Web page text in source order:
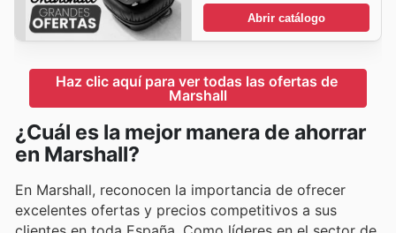
Abrir catálogo
Haz clic aquí para ver todas las ofertas de
Marshall
¿Cuál es la mejor manera de ahorrar
en Marshall?
En Marshall, reconocen la importancia de ofrecer
excelentes ofertas y precios competitivos a sus